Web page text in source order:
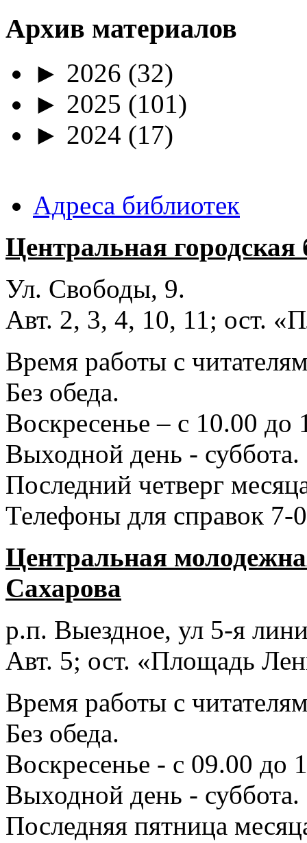
Архив материалов
► 2026 (32)
► 2025 (101)
► 2024 (17)
Адреса библиотек
Центральная
Ул. Свободы, 9.
Авт. 2, 3, 4, 10, 11; ост.
Время работы с
Без обеда.
Воскресенье – с 10.00 до
Выходной день - суббота.
Последний четверг
Телефоны для справок 7-
Центральная
Сахарова
р.п. Выездное, ул 5-я
Авт. 5; ост. «Площадь
Время работы с
Без обеда.
Воскресенье - с 09.00 до
Выходной день - суббота.
Последняя пятница